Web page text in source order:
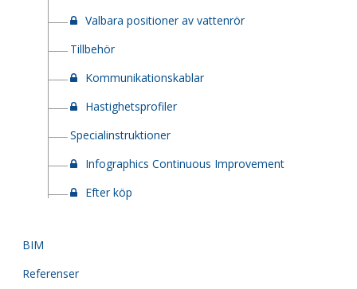
Valbara positioner av vattenrör
Tillbehör
Kommunikationskablar
Hastighetsprofiler
Specialinstruktioner
Infographics Continuous Improvement
Efter köp
BIM
Referenser